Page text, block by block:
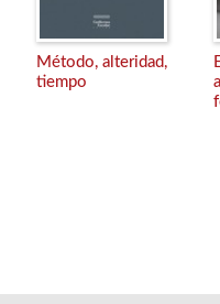
Método, alteridad,
tiempo